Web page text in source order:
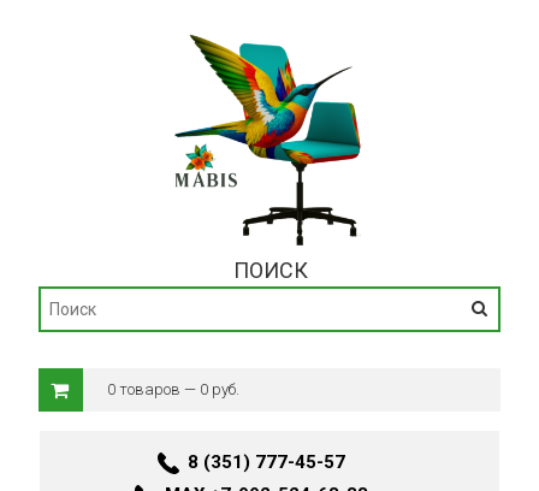
ПОИСК
0 товаров — 0 руб.
8 (351) 777-45-57